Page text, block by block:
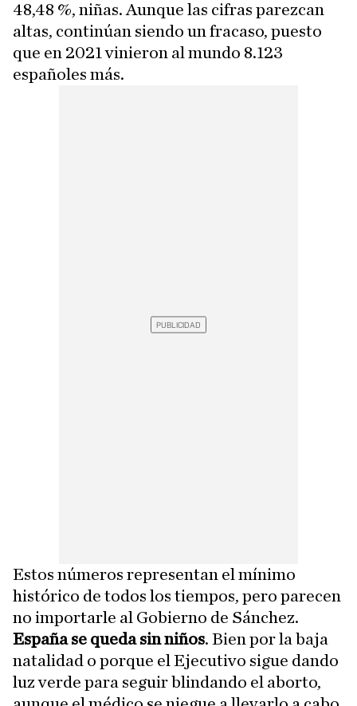
48,48 %, niñas. Aunque las cifras parezcan
altas, continúan siendo un fracaso, puesto
que en 2021 vinieron al mundo 8.123
españoles más.
Estos números representan el mínimo
histórico de todos los tiempos, pero parecen
no importarle al Gobierno de Sánchez.
España se queda sin niños. Bien por la baja
natalidad o porque el Ejecutivo sigue dando
luz verde para seguir blindando el aborto,